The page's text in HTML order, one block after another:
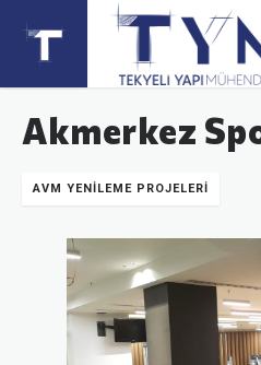
Akmerkez
AVM YENILEME PROJELERI